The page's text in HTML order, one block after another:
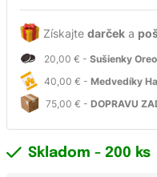
Získajte darček a
20,00 € - Sušienky
40,00 € - Medvedíky
75,00 € - DOPRAVU
Skladom - 200 ks